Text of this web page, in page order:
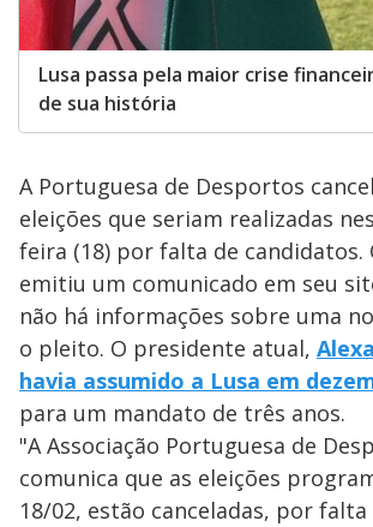
Lusa passa pela maior crise
de sua história
A Portuguesa de Desportos
eleições que seriam realizadas
feira (18) por falta de candidatos.
emitiu um comunicado em seu
não há informações sobre uma
o pleito. O presidente atual,
havia assumido a Lusa em
para um mandato de três anos.
"A Associação Portuguesa de
comunica que as eleições
18/02, estão canceladas, por falta